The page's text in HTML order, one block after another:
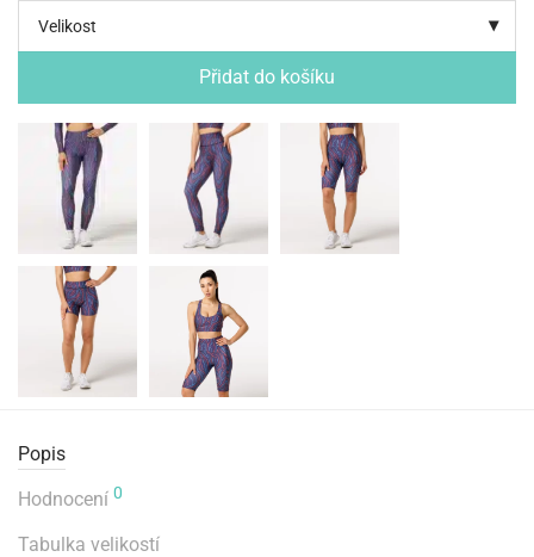
Velikost
Přidat do košíku
Popis
Hodnocení 0
Tabulka velikostí